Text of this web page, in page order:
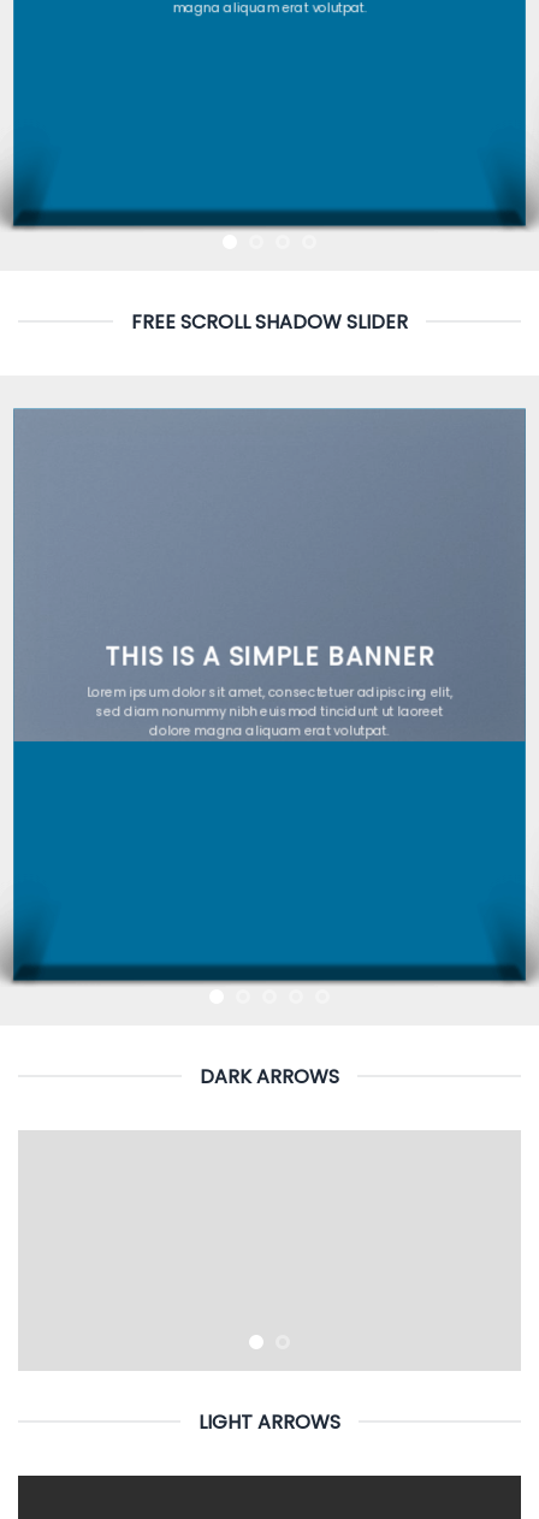
magna aliquam erat volutpat.
FREE SCROLL SHADOW SLIDER
THIS IS A SIMPLE BANNER
Lorem ipsum dolor sit amet, consectetuer adipiscing elit,
sed diam nonummy nibh euismod tincidunt ut laoreet
dolore magna aliquam erat volutpat.
DARK ARROWS
LIGHT ARROWS